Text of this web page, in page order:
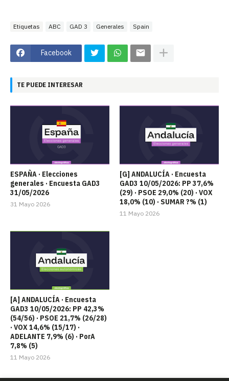
Etiquetas ABC GAD 3 Generales Spain
Facebook
TE PUEDE INTERESAR
ESPAÑA · Elecciones
generales · Encuesta GAD3
31/05/2026
31 Mayo 2026
[G] ANDALUCÍA · Encuesta
GAD3 10/05/2026: PP 37,6%
(29) · PSOE 29,0% (20) · VOX
18,0% (10) · SUMAR ?% (1)
11 Mayo 2026
[A] ANDALUCÍA · Encuesta
GAD3 10/05/2026: PP 42,3%
(54/56) · PSOE 21,7% (26/28)
· VOX 14,6% (15/17) ·
ADELANTE 7,9% (6) · PorA
7,8% (5)
11 Mayo 2026